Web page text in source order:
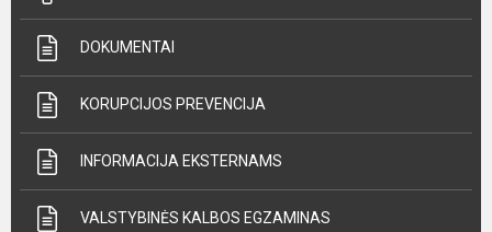
DOKUMENTAI
KORUPCIJOS PREVENCIJA
INFORMACIJA EKSTERNAMS
VALSTYBINĖS KALBOS EGZAMINAS